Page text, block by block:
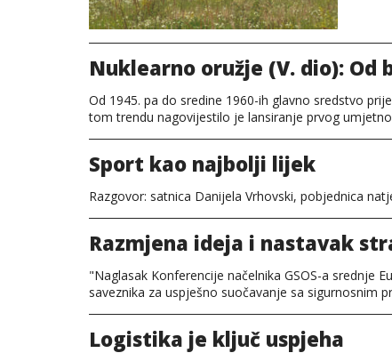
Nuklearno oružje (V. dio):
Od 1945. pa do sredine 1960-ih glavno sredstvo
tom trendu nagovijestilo je lansiranje prvog
Sport kao najbolji lijek
Razgovor: satnica Danijela Vrhovski, pobjednica
Razmjena ideja i nastavak
"Naglasak Konferencije načelnika GSOS-a srednje
saveznika za uspješno suočavanje sa sigurnosnim
Logistika je ključ uspjeha